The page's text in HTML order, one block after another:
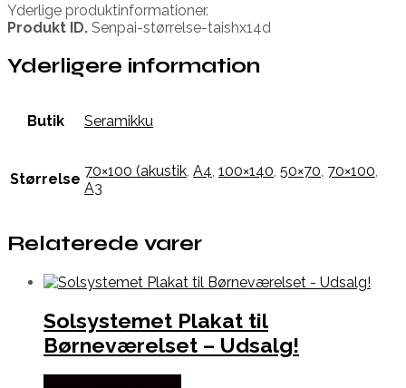
Yderlige produktinformationer.
Produkt ID. Senpai-størrelse-taishx14d
Yderligere information
Butik Seramikku
Størrelse 70×100 (akustik, A4, 100×140, 50×70, 70×100,
A3
Relaterede varer
Solsystemet Plakat til
Børneværelset – Udsalg!